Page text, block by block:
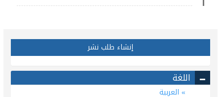
إنشاء طلب نشر
اللغة
العربية